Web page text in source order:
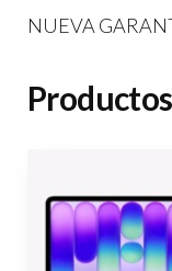
NUEVA